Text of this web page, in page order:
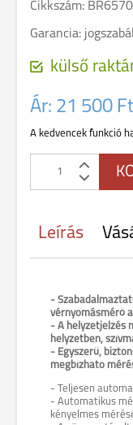
Cikkszám:
Garancia:
külső
Ár: 21 500 Ft
A kedvencek funkció
Leírás
-
vérnyomásmérő
- A helyzetjelzés
helyzetben,
- Egyszerű,
megbízható
- Teljesen
- Automatikus
kényelmes